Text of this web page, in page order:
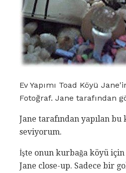
Ev Yapımı Toad Köyü
Fotoğraf. Jane tarafından
Jane tarafından yapılan bu
seviyorum.
İşte onun kurbağa köyü
Jane close-up. Sadece bir